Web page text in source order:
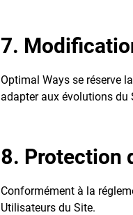
7.
Optimal Ways se réserve
adapter aux évolutions
8. Protection
Conformément à la
Utilisateurs du Site.